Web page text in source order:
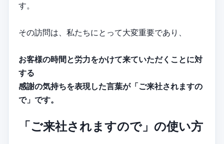
す。
その訪問は、私たちにとって大変重要であり、
お客様の時間と労力をかけて来ていただくことに対
する
感謝の気持ちを表現した言葉が「ご来社されますの
で」です。
「ご来社されますので」の使い方